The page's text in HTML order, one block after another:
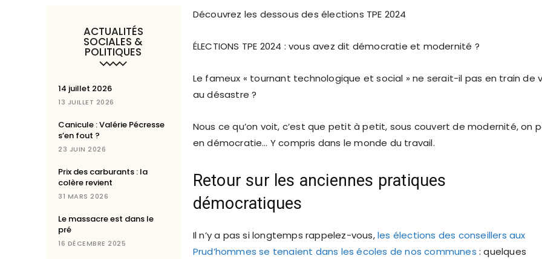
ACTUALITÉS
SOCIALES &
POLITIQUES
14 juillet 2026
13 JUILLET 2026
Canicule : Valérie Pécresse
s’en fout ?
23 JUIN 2026
Prix des carburants : la
colère revient
31 MARS 2026
Le massacre est dans le
pré
16 DÉCEMBRE 2025
Découvrez les dessous des élections TPE 2024
ÉLECTIONS TPE 2024 : vous avez dit démocratie et modernité ?
Le fameux « tournant technologique et social » ne serait-il pas en train de
au désastre ?
Nous ce qu’on voit, c’est que petit à petit, sous couvert de modernité, on
en démocratie… Y compris dans le monde du travail.
Retour sur les anciennes pratiques
démocratiques
Il n’y a pas si longtemps rappelez-vous,les élections des conseillers aux
Prud’hommes se tenaient dans les écoles de nos communes : quelques